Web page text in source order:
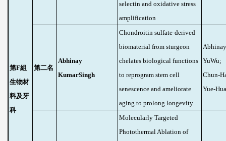
第F組
生物材
料及牙
科
selectin and oxidative stress
amplification
第二名
Abhinay
KumarSingh
Chondroitin sulfate-derived
biomaterial from sturgeon
chelates biological functions
to reprogram stem cell
senescence and ameliorate
aging to prolong longevity
YuWu;
Chun-
Yue-
Molecularly Targeted
Photothermal Ablation of